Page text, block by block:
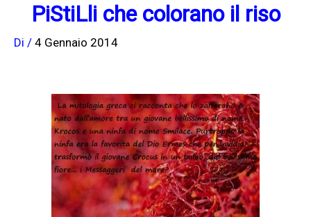
PiStiLli che colorano il riso
Di / 4 Gennaio 2014